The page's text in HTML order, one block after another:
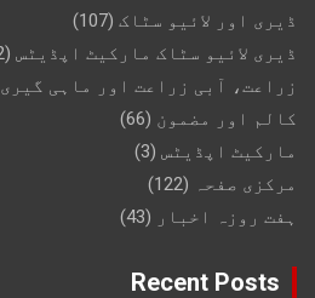
ڈیری اور لائیو سٹاک (107)
ڈیری لائیو سٹاک مارکیٹ اپڈیٹس (2)
زراعت، آبی زراعت اور ماہی گیری
کالم اور مضمون (66)
مارکیٹ اپڈیٹس (3)
مرکزی صفحہ (122)
ہفت روزہ اخبار (43)
Recent Posts